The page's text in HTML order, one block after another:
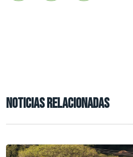
NOTICIAS RELACIONADAS